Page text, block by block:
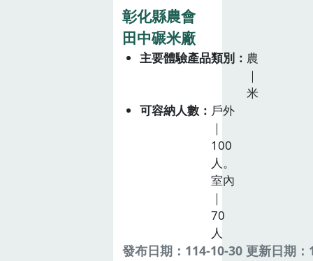
彰化縣農會
田中碾米廠
主要體驗產品類別
農
｜
米
可容納人數
戶外
｜
100
人。
室內
｜
70
人
發布日期：114-10-30 更新日期